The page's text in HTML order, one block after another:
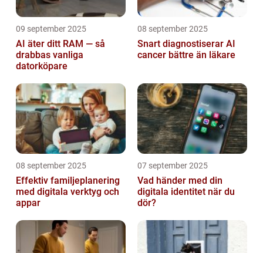
09 september 2025
AI äter ditt RAM — så
drabbas vanliga
datorköpare
08 september 2025
Snart diagnostiserar AI
cancer bättre än läkare
08 september 2025
Effektiv familjeplanering
med digitala verktyg och
appar
07 september 2025
Vad händer med din
digitala identitet när du
dör?